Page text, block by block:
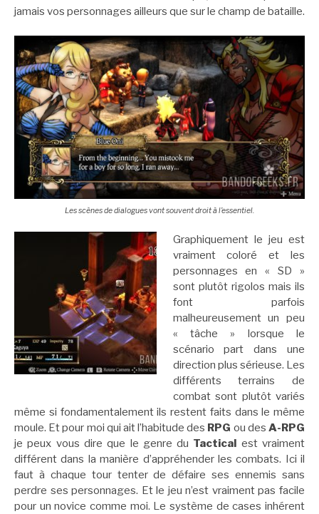
jamais vos personnages ailleurs que sur le champ de bataille.
Les scènes de dialogues vont souvent droit à l’essentiel.
Graphiquement le jeu est
vraiment coloré et les
personnages en « SD »
sont plutôt rigolos mais ils
font parfois
malheureusement un peu
« tâche » lorsque le
scénario part dans une
direction plus sérieuse. Les
différents terrains de
combat sont plutôt variés
même si fondamentalement ils restent faits dans le même
moule. Et pour moi qui ait l’habitude des RPG ou desA-RPG
je peux vous dire que le genre du Tactical est vraiment
différent dans la manière d’appréhender les combats. Ici il
faut à chaque tour tenter de défaire ses ennemis sans
perdre ses personnages. Et le jeu n’est vraiment pas facile
pour un novice comme moi. Le système de cases inhérent